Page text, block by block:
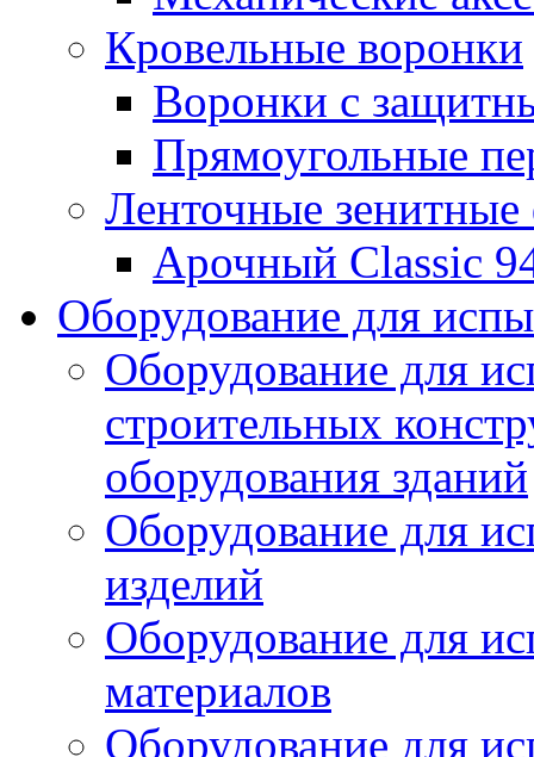
Кровельные воронки
Воронки с
Прямоугольные
Ленточные
Арочный Classic
Оборудование для
Оборудование для
строительных
оборудования зданий
Оборудование для
изделий
Оборудование для
материалов
Оборудование для